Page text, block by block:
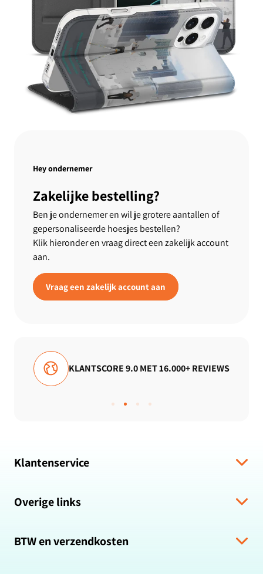
Hey ondernemer
Zakelijke bestelling?
Ben je ondernemer en wil je grotere aantallen of
gepersonaliseerde hoesjes bestellen?
Klik hieronder en vraag direct een zakelijk account
aan.
Vraag een zakelijk account aan
KLANTSCORE 9.0 MET 16.000+ REVIEWS
Klantenservice
Algemene voorwaarden
Retour & Terugbetaling
Overige links
Zakelijk bestellen
BTW en verzendkosten